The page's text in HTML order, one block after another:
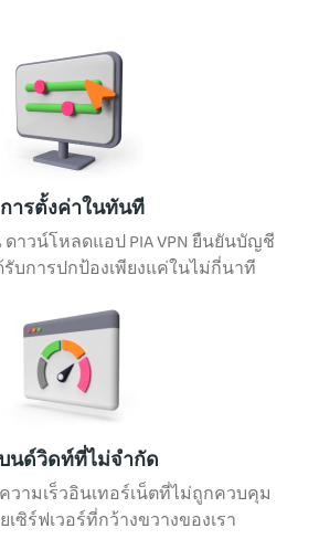
การตั้งค่าในทันที
าวน์โหลดแอป PIA VPN ยืนยันบัญชี
บการปกป้องเพียงแค่ในไม่กี่นาที
นด์วิดท์ที่ไม่จำกัด
ามเร็วอินเทอร์เน็ตที่ไม่ถูกควบคุม
เซิร์ฟเวอร์ที่กว้างขวางของเรา